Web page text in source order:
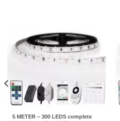
5 METER – 300 LEDS complete